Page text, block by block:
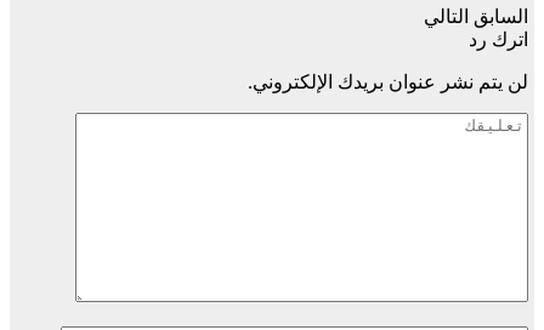
السابق التالي
اترك رد
لن يتم نشر عنوان بريدك الإلكتروني.